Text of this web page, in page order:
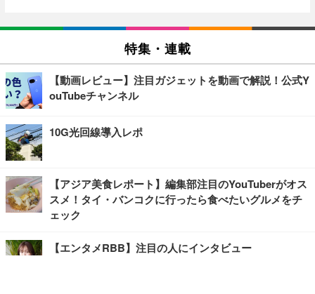
特集・連載
【動画レビュー】注目ガジェットを動画で解説！公式Y
ouTubeチャンネル
10G光回線導入レポ
【アジア美食レポート】編集部注目のYouTuberがオス
スメ！タイ・バンコクに行ったら食べたいグルメをチ
ェック
【エンタメRBB】注目の人にインタビュー